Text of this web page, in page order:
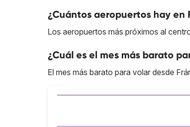
¿Cuántos aeropuertos hay en
Los aeropuertos más próximos al
¿Cuál es el mes más barato
El mes más barato para volar desde